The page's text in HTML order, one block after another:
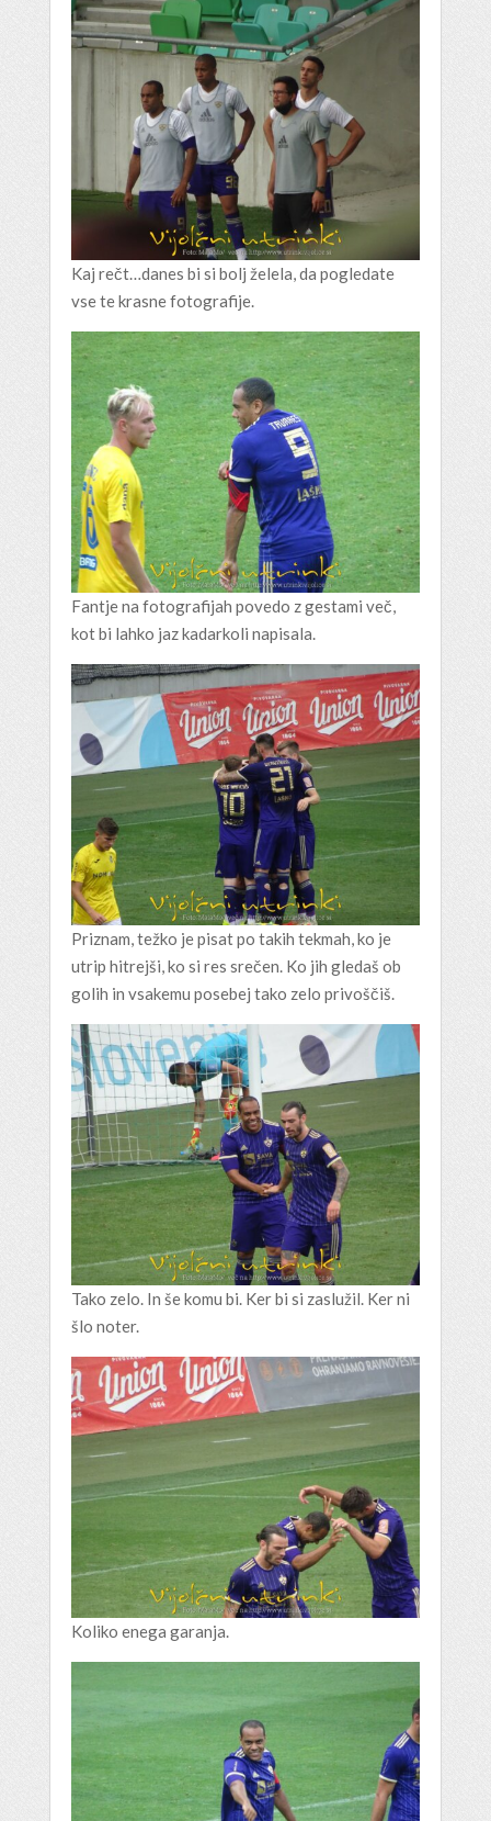
Kaj rečt…danes bi si bolj želela, da pogledate
vse te krasne fotografije.
Fantje na fotografijah povedo z gestami več,
kot bi lahko jaz kadarkoli napisala.
Priznam, težko je pisat po takih tekmah, ko je
utrip hitrejši, ko si res srečen. Ko jih gledaš ob
golih in vsakemu posebej tako zelo privoščiš.
Tako zelo. In še komu bi. Ker bi si zaslužil. Ker ni
šlo noter.
Koliko enega garanja.